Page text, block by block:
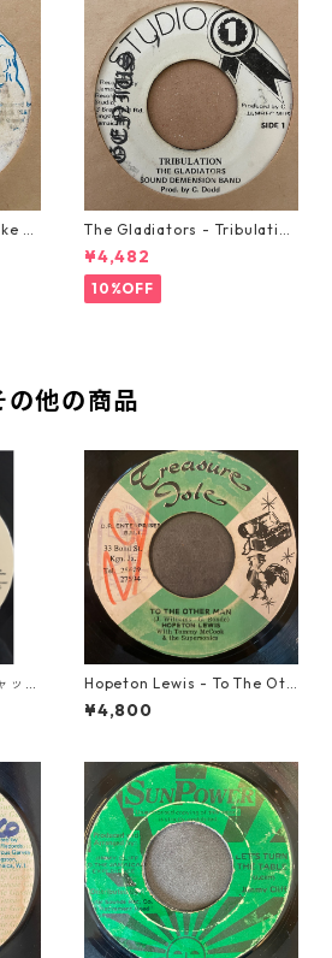
A
The Gladiators - Tribulation
【7-21365】
¥4,482
10%OFF
の他の商品
ッ
Hopeton Lewis - To The Oth
er Man【7-22023】
¥4,800